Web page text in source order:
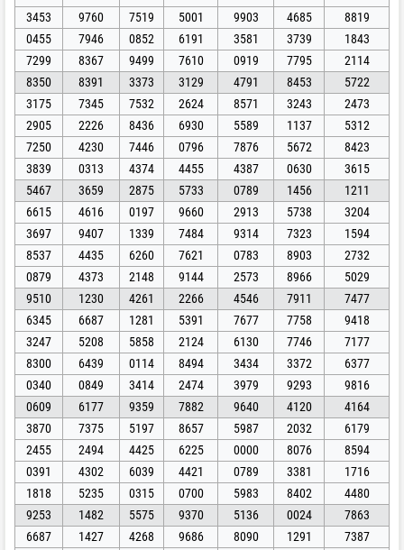
3453
9760 7519 5001 9903 4685
8819
0455
7946 0852 6191 3581 3739
1843
7299
8367 9499 7610 0919 7795
2114
8350
8391 3373 3129 4791 8453
5722
3175
7345 7532 2624 8571 3243
2473
2905
2226 8436 6930 5589 1137
5312
7250
4230 7446 0796 7876 5672
8423
3839
0313 4374 4455 4387 0630
3615
5467
3659 2875 5733 0789 1456
1211
6615
4616 0197 9660 2913 5738
3204
3697
9407 1339 7484 9314 7323
1594
8537
4435 6260 7621 0783 8903
2732
0879
4373 2148 9144 2573 8966
5029
9510
1230 4261 2266 4546 7911
7477
6345
6687 1281 5391 7677 7758
9418
3247
5208 5858 2124 6130 7746
7177
8300
6439 0114 8494 3434 3372
6377
0340
0849 3414 2474 3979 9293
9816
0609
6177 9359 7882 9640 4120
4164
3870
7375 5197 8657 5987 2032
6179
2455
2494 4425 6225 0000 8076
8594
0391
4302 6039 4421 0789 3381
1716
1818
5235 0315 0700 5983 8402
4480
9253
1482 5575 9370 5136 0024
7863
6687
1427 4268 9686 8090 1291
7387